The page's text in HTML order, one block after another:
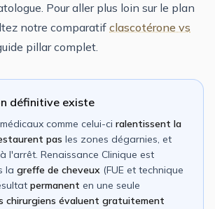
Pour aller plus loin sur le plan
notre comparatif clascotérone vs
pillar complet.
définitive existe
comme celui-ci ralentissent la
pas les zones dégarnies, et
l'arrêt. Renaissance Clinique est
la greffe de cheveux (FUE et technique
permanent en une seule
chirurgiens évaluent gratuitement